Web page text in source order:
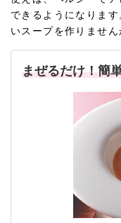
できるようになりま
いスープを作りません
まぜるだけ！簡